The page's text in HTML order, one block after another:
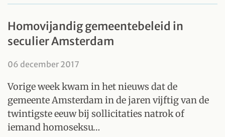
Homovijandig gemeentebeleid in
seculier Amsterdam
06 december 2017
Vorige week kwam in het nieuws dat de
gemeente Amsterdam in de jaren vijftig van de
twintigste eeuw bij sollicitaties natrok of
iemand homoseksu…